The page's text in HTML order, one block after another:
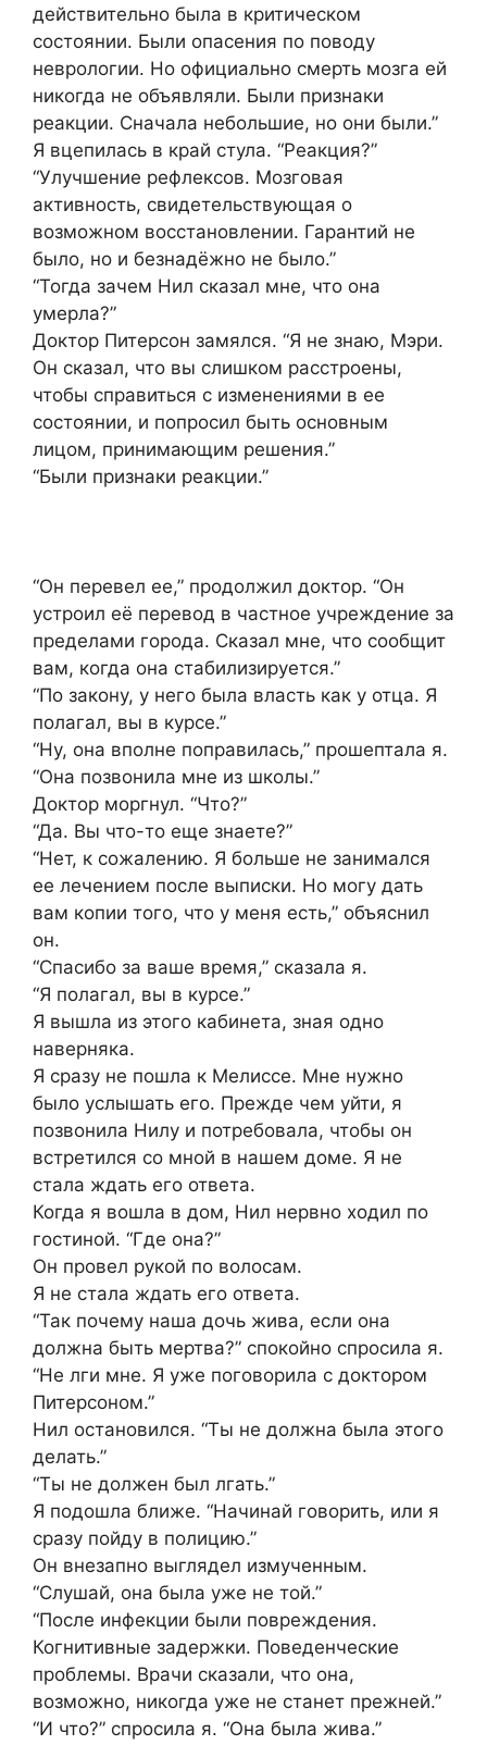
действительно была в критическом
состоянии. Были опасения по поводу
неврологии. Но официально смерть мозга ей
никогда не объявляли. Были признаки
реакции. Сначала небольшие, но они были.”
Я вцепилась в край стула. “Реакция?”
“Улучшение рефлексов. Мозговая
активность, свидетельствующая о
возможном восстановлении. Гарантий не
было, но и безнадёжно не было.”
“Тогда зачем Нил сказал мне, что она
умерла?”
Доктор Питерсон замялся. “Я не знаю, Мэри.
Он сказал, что вы слишком расстроены,
чтобы справиться с изменениями в ее
состоянии, и попросил быть основным
лицом, принимающим решения.”
“Были признаки реакции.”
“Он перевел ее,” продолжил доктор. “Он
устроил её перевод в частное учреждение за
пределами города. Сказал мне, что сообщит
вам, когда она стабилизируется.”
“По закону, у него была власть как у отца. Я
полагал, вы в курсе.”
“Ну, она вполне поправилась,” прошептала я.
“Она позвонила мне из школы.”
Доктор моргнул. “Что?”
“Да. Вы что-то еще знаете?”
“Нет, к сожалению. Я больше не занимался
ее лечением после выписки. Но могу дать
вам копии того, что у меня есть,” объяснил
он.
“Спасибо за ваше время,” сказала я.
“Я полагал, вы в курсе.”
Я вышла из этого кабинета, зная одно
наверняка.
Я сразу не пошла к Мелиссе. Мне нужно
было услышать его. Прежде чем уйти, я
позвонила Нилу и потребовала, чтобы он
встретился со мной в нашем доме. Я не
стала ждать его ответа.
Когда я вошла в дом, Нил нервно ходил по
гостиной. “Где она?”
Он провел рукой по волосам.
Я не стала ждать его ответа.
“Так почему наша дочь жива, если она
должна быть мертва?” спокойно спросила я.
“Не лги мне. Я уже поговорила с доктором
Питерсоном.”
Нил остановился. “Ты не должна была этого
делать.”
“Ты не должен был лгать.”
Я подошла ближе. “Начинай говорить, или я
сразу пойду в полицию.”
Он внезапно выглядел измученным.
“Слушай, она была уже не той.”
“После инфекции были повреждения.
Когнитивные задержки. Поведенческие
проблемы. Врачи сказали, что она,
возможно, никогда уже не станет прежней.”
“И что?” спросила я. “Она была жива.”